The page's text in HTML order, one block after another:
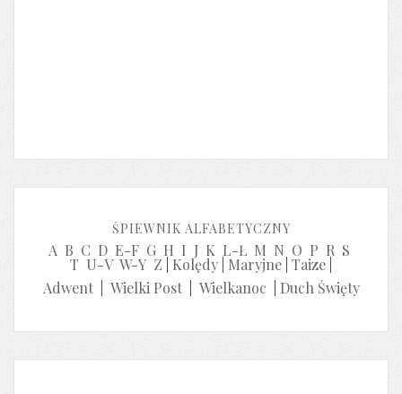
ŚPIEWNIK ALFABETYCZNY
A B C D E-F G H I J K L-Ł M N O P R S
T U-V W-Y Z Kolędy Maryjne Taize
Adwent| Wielki Post| Wielkanoc Duch Święty